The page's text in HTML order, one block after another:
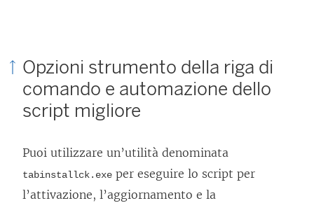
l
l
e
a
m
e
Opzioni strumento della riga di
comando e automazione dello
script migliore
Puoi utilizzare un’utilità denominata
tabinstallck.exe per eseguire lo script per
l’attivazione, l’aggiornamento e la